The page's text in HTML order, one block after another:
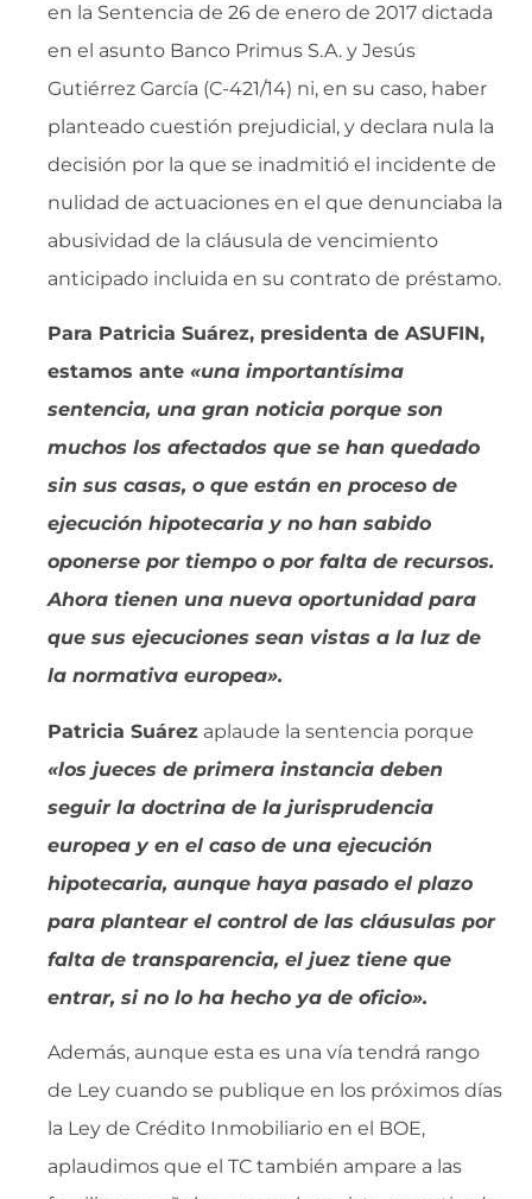
en la Sentencia de 26 de enero de 2017 dictada
en el asunto Banco Primus S.A. y Jesús
Gutiérrez García (C-421/14) ni, en su caso, haber
planteado cuestión prejudicial, y declara nula la
decisión por la que se inadmitió el incidente de
nulidad de actuaciones en el que denunciaba la
abusividad de la cláusula de vencimiento
anticipado incluida en su contrato de préstamo.
Para Patricia Suárez, presidenta de ASUFIN,
estamos ante «una importantísima
sentencia, una gran noticia porque son
muchos los afectados que se han quedado
sin sus casas, o que están en proceso de
ejecución hipotecaria y no han sabido
oponerse por tiempo o por falta de recursos.
Ahora tienen una nueva oportunidad para
que sus ejecuciones sean vistas a la luz de
la normativa europea».
Patricia Suárez aplaude la sentencia porque
«los jueces de primera instancia deben
seguir la doctrina de la jurisprudencia
europea y en el caso de una ejecución
hipotecaria, aunque haya pasado el plazo
para plantear el control de las cláusulas por
falta de transparencia, el juez tiene que
entrar, si no lo ha hecho ya de oficio».
Además, aunque esta es una vía tendrá rango
de Ley cuando se publique en los próximos días
la Ley de Crédito Inmobiliario en el BOE,
aplaudimos que el TC también ampare a las